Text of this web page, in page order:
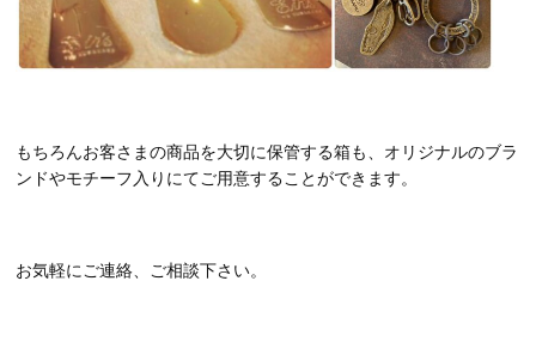
もちろんお客さまの商品を大切に保管する箱も、オリジナルのブラ
ンドやモチーフ入りにてご用意することができます。
お気軽にご連絡、ご相談下さい。